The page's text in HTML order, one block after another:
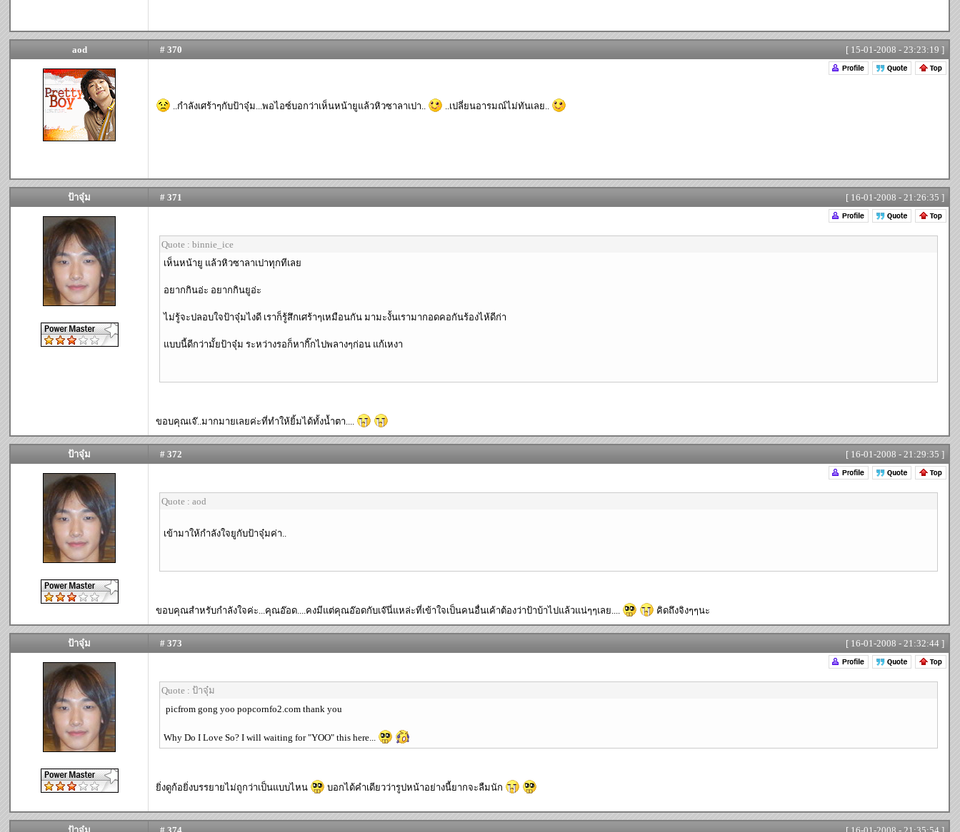
aod # 370 [ 15-01-2008 - 23:23:19 ]
..กำลังเศร้าๆกับป้าจุ๋ม...พอไอซ์บอกว่าเห็นหน้ายูแล้วหิวซาลาเปา.. ..เปลี่ยนอารมณ์ไม่ทันเลย..
ป้าจุ๋ม # 371 [ 16-01-2008 - 21:26:35 ]
Quote : binnie_ice
เห็นหน้ายู แล้วหิวซาลาเปาทุกทีเลย
อยากกินอ่ะ อยากกินยูอ่ะ
ไม่รู้จะปลอบใจป้าจุ๋มไงดี เราก็รู้สึกเศร้าๆเหมือนกัน มามะงั้นเรามากอดคอกันร้องไห้ดีก่า
แบบนี้ดีกว่ามั้ยป้าจุ๋ม ระหว่างรอก็หากิ๊กไปพลางๆก่อน แก้เหงา
ขอบคุณเจ๊..มากมายเลยค่ะที่ทำให้ยิ้มได้ทั้งน้ำตา....
ป้าจุ๋ม # 372 [ 16-01-2008 - 21:29:35 ]
Quote : aod
เข้ามาให้กำลังใจยูกับป้าจุ๋มค่า..
ขอบคุณสำหรับกำลังใจค่ะ...คุณอ๊อด....คงมีแต่คุณอ๊อดกับเจ๊นี่แหล่ะที่เข้าใจเป็นคนอื่นเค้าต้องว่าป้าบ้าไปแล้วแน่ๆๆเลย.... คิดถึงจิงๆๆนะ
ป้าจุ๋ม # 373 [ 16-01-2008 - 21:32:44 ]
Quote : ป้าจุ๋ม
picfrom gong yoo popcornfo2.com thank you
Why Do I Love So? I will waiting for "YOO" this here...
ยิ่งดูก้อยิ่งบรรยายไม่ถูกว่าเป็นแบบไหน บอกได้คำเดียวว่ารูปหน้าอย่างนี้ยากจะลืมนัก